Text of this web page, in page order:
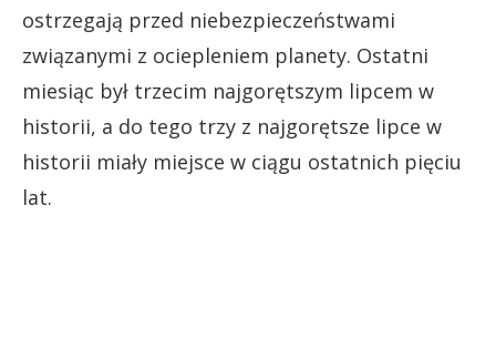
ostrzegają przed niebezpieczeństwami
związanymi z ociepleniem planety. Ostatni
miesiąc był trzecim najgorętszym lipcem w
historii, a do tego trzy z najgorętsze lipce w
historii miały miejsce w ciągu ostatnich pięciu
lat.